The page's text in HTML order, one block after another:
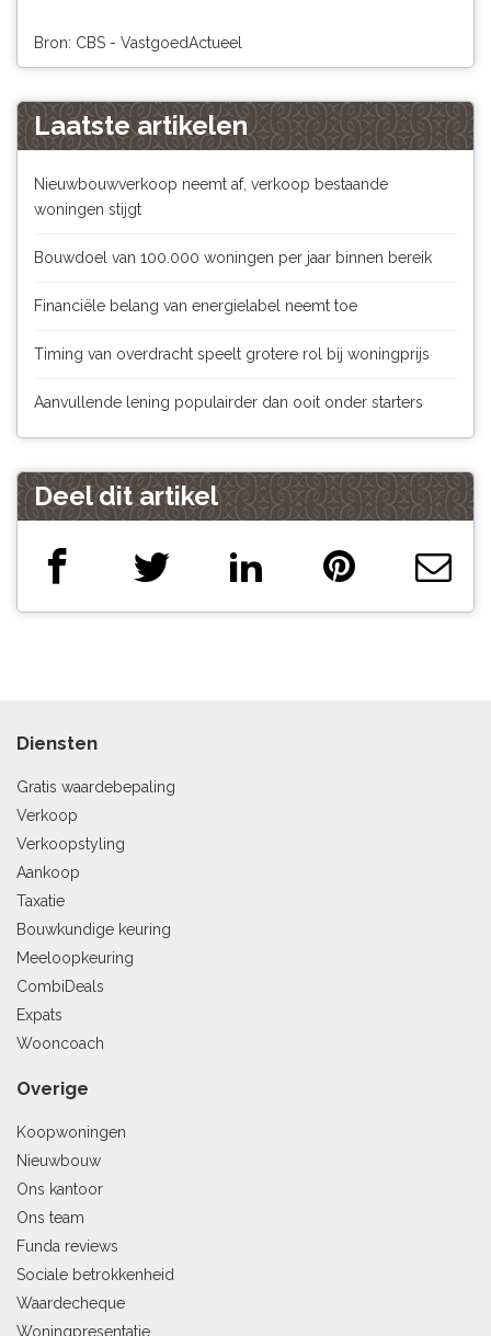
Bron: CBS - VastgoedActueel
Laatste artikelen
Nieuwbouwverkoop neemt af, verkoop bestaande
woningen stijgt
Bouwdoel van 100.000 woningen per jaar binnen bereik
Financiële belang van energielabel neemt toe
Timing van overdracht speelt grotere rol bij woningprijs
Aanvullende lening populairder dan ooit onder starters
Deel dit artikel
Diensten
Gratis waardebepaling
Verkoop
Verkoopstyling
Aankoop
Taxatie
Bouwkundige keuring
Meeloopkeuring
CombiDeals
Expats
Wooncoach
Overige
Koopwoningen
Nieuwbouw
Ons kantoor
Ons team
Funda reviews
Sociale betrokkenheid
Waardecheque
Woningpresentatie